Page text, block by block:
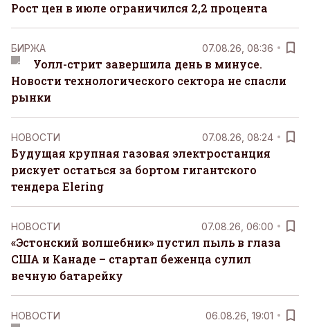
Рост цен в июле ограничился 2,2 процента
БИРЖА 07.08.26, 08:36
Уолл-стрит завершила день в минусе.
Новости технологического сектора не спасли
рынки
НОВОСТИ 07.08.26, 08:24
Будущая крупная газовая электростанция
рискует остаться за бортом гигантского
тендера Elering
НОВОСТИ 07.08.26, 06:00
«Эстонский волшебник» пустил пыль в глаза
США и Канаде – стартап беженца сулил
вечную батарейку
НОВОСТИ 06.08.26, 19:01